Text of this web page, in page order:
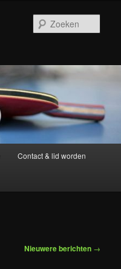
Contact & lid worden
Nieuwere berichten →